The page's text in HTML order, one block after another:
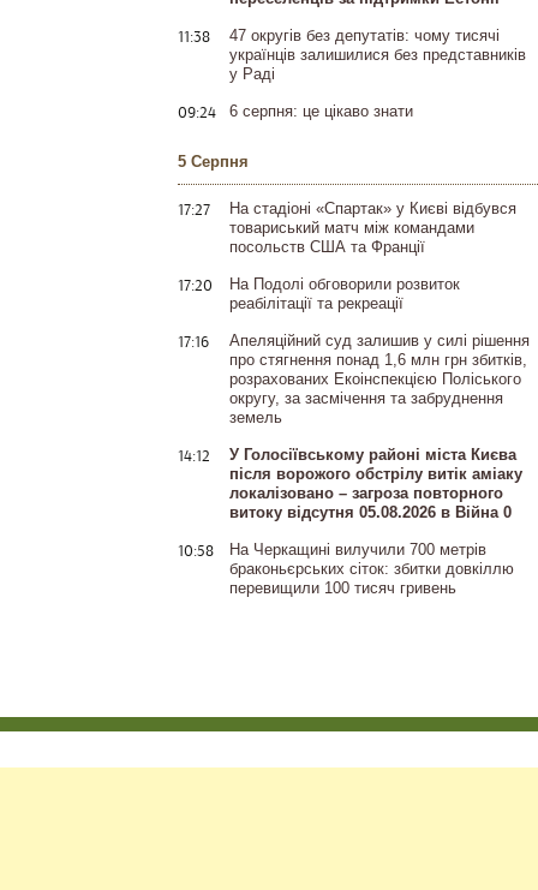
11:38
47 округів без депутатів: чому тисячі
українців залишилися без представників
у Раді
09:24 6 серпня: це цікаво знати
5 Серпня
17:27
На стадіоні «Спартак» у Києві відбувся
товариський матч між командами
посольств США та Франції
17:20
На Подолі обговорили розвиток
реабілітації та рекреації
17:16
Апеляційний суд залишив у силі рішення
про стягнення понад 1,6 млн грн збитків,
розрахованих Екоінспекцією Поліського
округу, за засмічення та забруднення
земель
14:12
У Голосіївському районі міста Києва
після ворожого обстрілу витік аміаку
локалізовано – загроза повторного
витоку відсутня 05.08.2026 в Війна 0
10:58
На Черкащині вилучили 700 метрів
браконьєрських сіток: збитки довкіллю
перевищили 100 тисяч гривень